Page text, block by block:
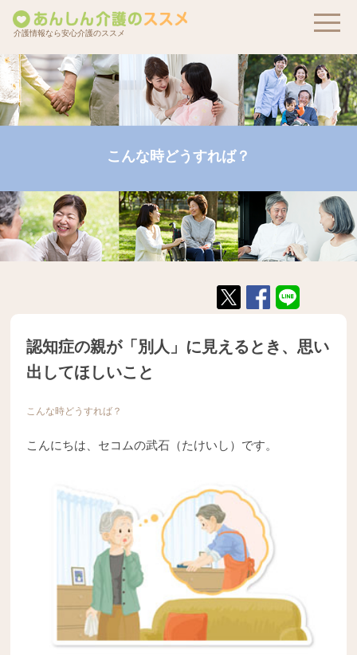
介護情報なら安心介護のススメ
こんな時どうすれば？
認知症の親が「別人」に見えるとき、思い
出してほしいこと
こんな時どうすれば？
こんにちは、セコムの武石（たけいし）です。